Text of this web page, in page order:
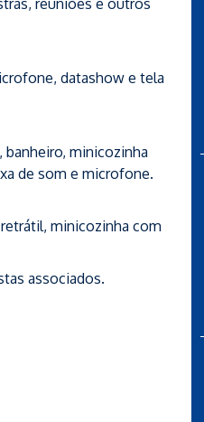
datashow e tela
banheiro, minicozinha
de som e microfone.
minicozinha com
associados.